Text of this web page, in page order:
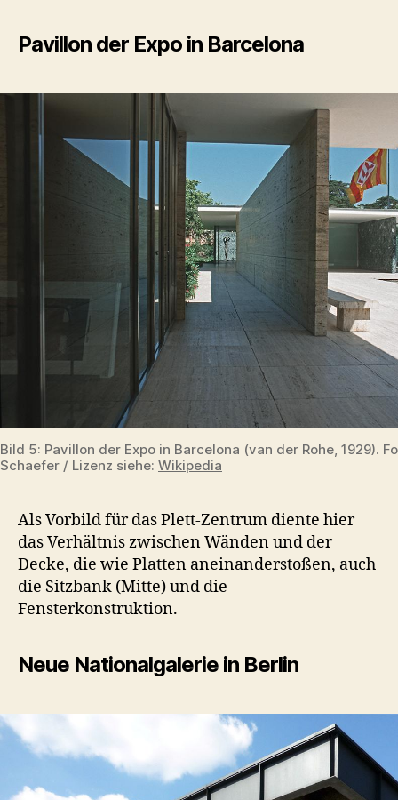
Pavillon der Expo in Barcelona
Bild 5: Pavillon der Expo in Barcelona (van der Rohe, 1929).
Schaefer / Lizenz siehe: Wikipedia
Als Vorbild für das Plett-Zentrum diente hier
das Verhältnis zwischen Wänden und der
Decke, die wie Platten aneinanderstoßen, auch
die Sitzbank (Mitte) und die
Fensterkonstruktion.
Neue Nationalgalerie in Berlin